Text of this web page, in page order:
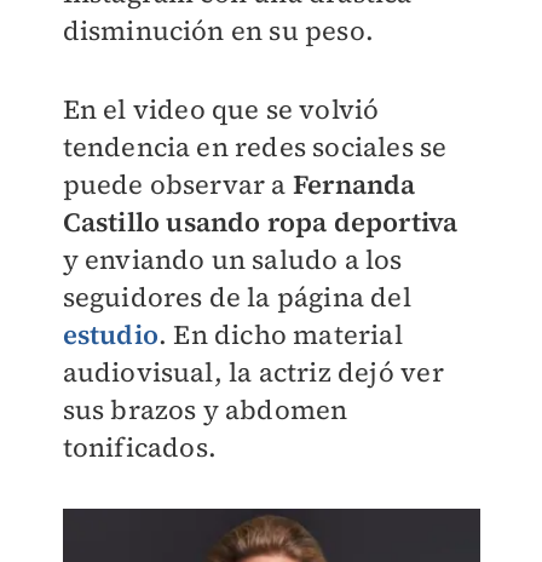
disminución en su peso.
En el video que se volvió
tendencia en redes sociales se
puede observar a Fernanda
Castillo usando ropa deportiva
y enviando un saludo a los
seguidores de la página del
estudio. En dicho material
audiovisual, la actriz dejó ver
sus brazos y abdomen
tonificados.